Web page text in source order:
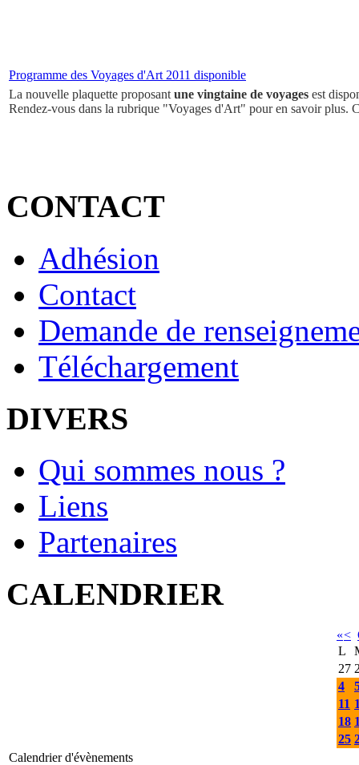
Programme des Voyages d'Art 2011 disponible
La nouvelle plaquette proposantune vingtaine de voyages est
Rendez-vous dans la rubrique "Voyages d'Art" pour en savoir plus.
CONTACT
Adhésion
Contact
Demande de
Téléchargement
DIVERS
Qui sommes nous ?
Liens
Partenaires
CALENDRIER
«<
L
27
4
11
18
25
Calendrier d'évènements